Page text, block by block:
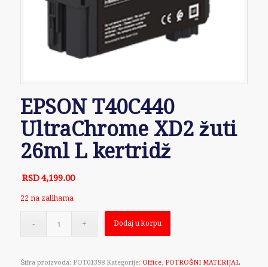
EPSON T40C440
UltraChrome XD2 žuti
26ml L kertridž
RSD4,199.00
22 na zalihama
Dodaj u korpu
Šifra proizvoda: POT01398 Kategorije: Office, POTROŠNI MATERIJAL